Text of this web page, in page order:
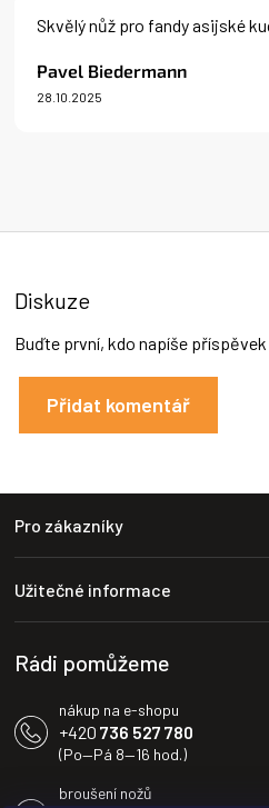
e
Pavel Biedermann
Hodnocení produktu je 5 z 5
28.10.2025
Skvělý nůž pro fandy asijské
Diskuze
Buďte první, kdo napíše
Přidat komentář
Pro zákazníky
Užitečné informace
Rádi pomůžeme
nákup na e-shopu
+420 736 527 780
(Po—Pá 8—16 hod.)
broušení nožů